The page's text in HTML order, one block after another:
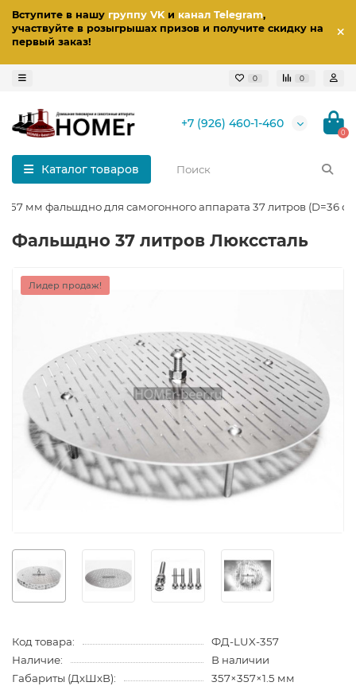
Вступите в нашу группу VKи канал Telegram,
участвуйте в розыгрышах призов и получите скидку на
первый заказ!
0 0
+7 (926) 460-1-460
0
Каталог товаров
357 мм фальшдно для самогонного аппарата 37 литров (D=36
Фальшдно 37 литров Люкссталь
Лидер продаж!
Код товара:
ФД-LUX-357
Наличие:
В наличии
Габариты (ДхШхВ):
357×357×1.5 мм